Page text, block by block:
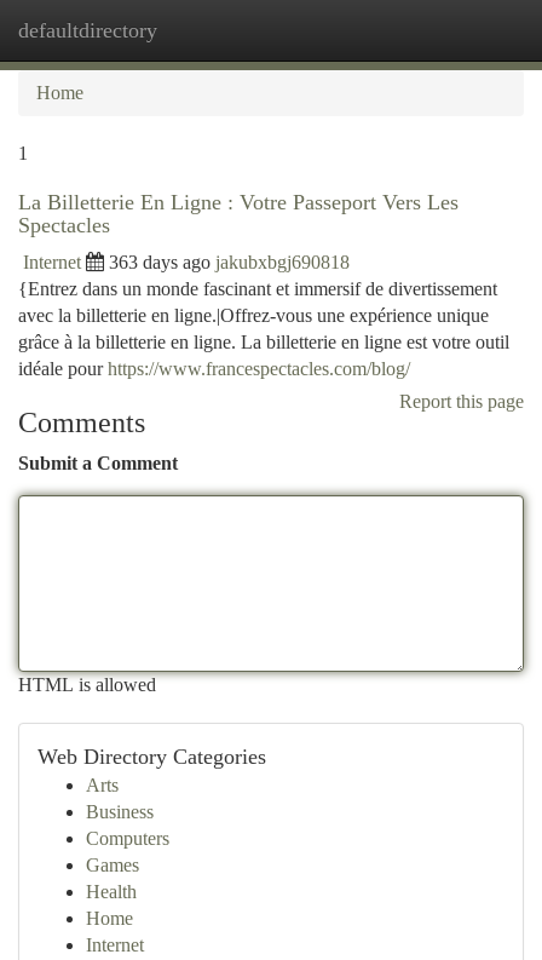
defaultdirectory
Home
1
La Billetterie En Ligne : Votre Passeport Vers Les
Spectacles
Internet 363 days ago jakubxbgj690818
{Entrez dans un monde fascinant et immersif de divertissement
avec la billetterie en ligne.|Offrez-vous une expérience unique
grâce à la billetterie en ligne. La billetterie en ligne est votre outil
idéale pourhttps://www.francespectacles.com/blog/
Report this page
Comments
Submit a Comment
HTML is allowed
Web Directory Categories
Arts
Business
Computers
Games
Health
Home
Internet